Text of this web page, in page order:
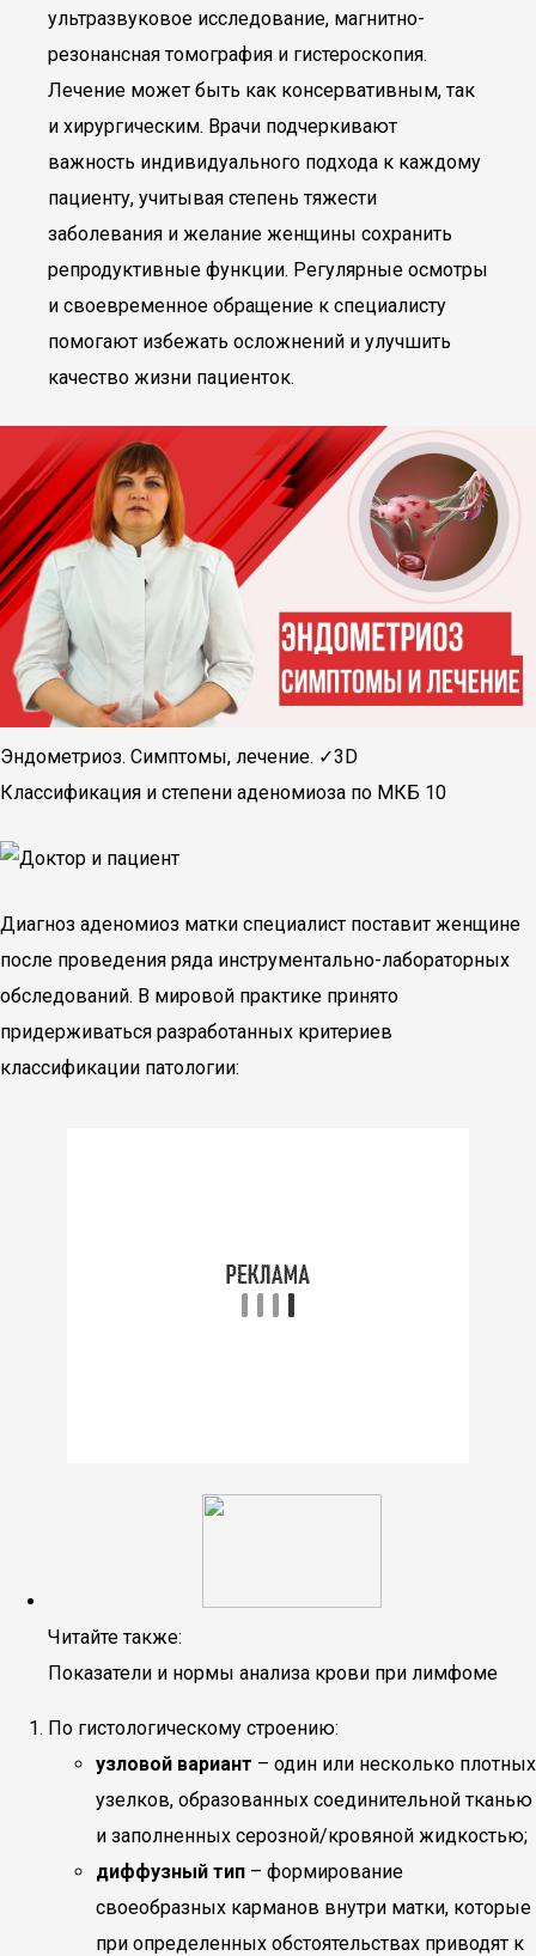
ультразвуковое исследование, магнитно-
резонансная томография и гистероскопия.
Лечение может быть как консервативным, так
и хирургическим. Врачи подчеркивают
важность индивидуального подхода к каждому
пациенту, учитывая степень тяжести
заболевания и желание женщины сохранить
репродуктивные функции. Регулярные осмотры
и своевременное обращение к специалисту
помогают избежать осложнений и улучшить
качество жизни пациенток.
Эндометриоз. Симптомы, лечение. ✓3D
Классификация и степени аденомиоза по МКБ 10
Диагноз аденомиоз матки специалист поставит женщине
после проведения ряда инструментально-лабораторных
обследований. В мировой практике принято
придерживаться разработанных критериев
классификации патологии:
Читайте также:
Показатели и нормы анализа крови при лимфоме
По гистологическому строению:
узловой вариант – один или несколько плотных
узелков, образованных соединительной тканью
и заполненных серозной/кровяной жидкостью;
диффузный тип – формирование
своеобразных карманов внутри матки, которые
при определенных обстоятельствах приводят к